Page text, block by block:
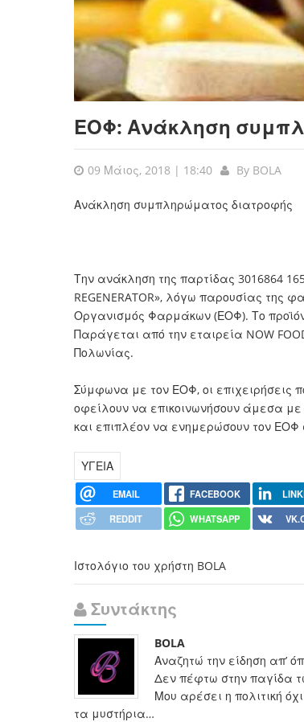
ΕΟΦ: Ανάκληση
09 Μάιος, 2018 | 18:40 By BOLA
Ανάκληση συμπληρώματος διατροφής
Την ανάκληση της παρτίδας 3016864
REGENERATOR», λόγω παρουσίας της
Οργανισμός Φαρμάκων (ΕΟΦ). Το
Παράγεται από την εταιρεία NOW
Πολωνίας.
Σύμφωνα με τον ΕΟΦ, οι επιχειρήσεις
οφείλουν να επικοινωνήσουν άμεσα
και επιπλέον να ενημερώσουν τον
ΥΓΕΙΑ
EMAIL FACEBOOK
REDDIT
WHATSAPP
Ιστολόγιο του χρήστη BOLA
Συντάκτης
BOLA
Αναζητώ την είδηση απ’
Δεν πέφτω στην παγίδα
Μου αρέσει η πολιτική
τα μυστήρια…